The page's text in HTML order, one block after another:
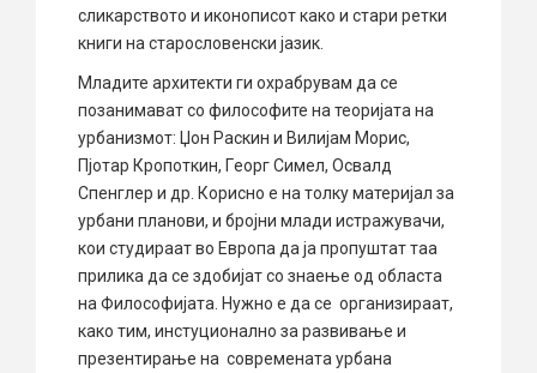
сликарството и иконописот како и стари ретки
книги на старословенски јазик.
Младите архитекти ги охрабрувам да се
позанимават со философите на теоријата на
урбанизмот: Џон Раскин и Вилијам Морис,
Пјотар Кропоткин, Гeорг Симел, Освалд
Спенглер и др. Корисно е на толку материjал за
урбани планови, и бројни млади истражувачи,
кои студираат во Европа да ја пропуштат таа
прилика да се здобијат со знаење од областа
на Философијата. Нужно е да се организираат,
како тим, инстуционално за развивање и
презентирање на современата урбана